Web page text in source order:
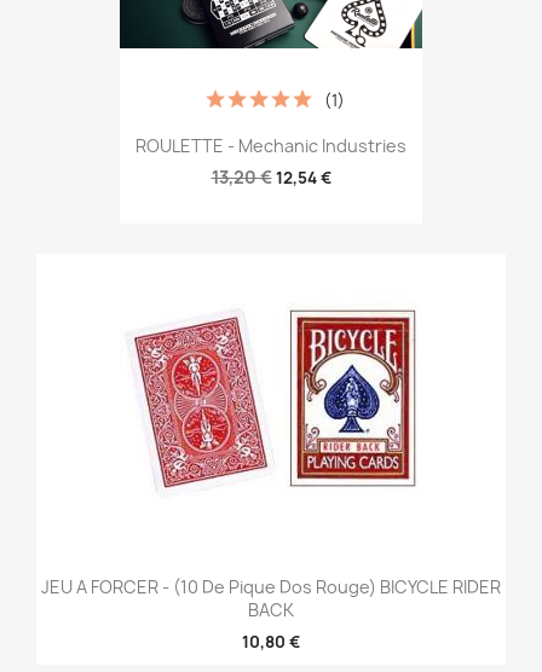
ROULETTE - Mechanic Industries
13,20 €12,54 €
(1)
JEU A FORCER - (10 De Pique Dos Rouge) BICYCLE RIDER
BACK
10,80 €